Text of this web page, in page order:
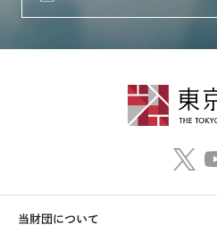
当財団について